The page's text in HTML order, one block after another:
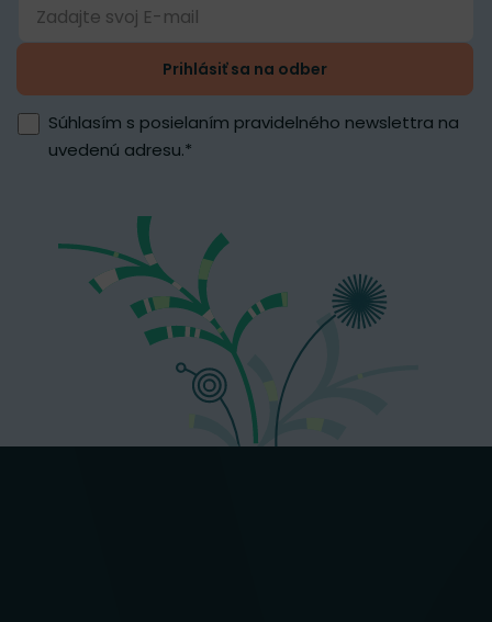
Prihlásiť sa na odber
Súhlasím s posielaním pravidelného newslettra na
uvedenú adresu.*